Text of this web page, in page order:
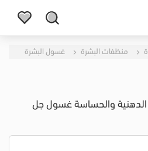
منظفات البشرة غسول البشرة
والحساسة غسول جل